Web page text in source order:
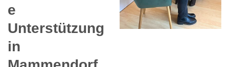
e
Unterstützung
in